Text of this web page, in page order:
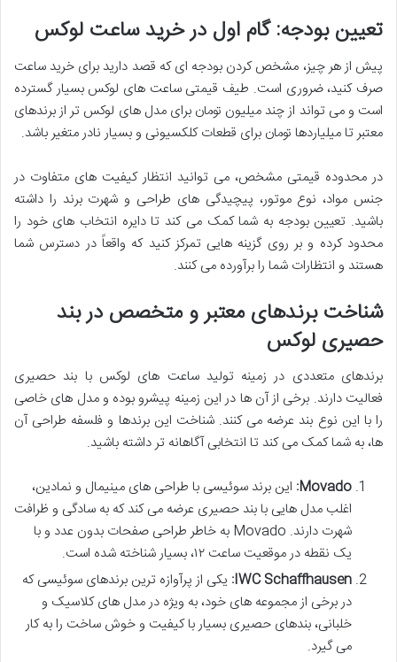
تعیین بودجه: گام اول در خرید ساعت لوکس
پیش از هر چیز، مشخص کردن بودجه ای که قصد دارید برای خرید ساعت
صرف کنید، ضروری است. طیف قیمتی ساعت های لوکس بسیار گسترده
است و می تواند از چند میلیون تومان برای مدل های لوکس تر از برندهای
معتبر تا میلیاردها تومان برای قطعات کلکسیونی و بسیار نادر متغیر باشد.
در محدوده قیمتی مشخص، می توانید انتظار کیفیت های متفاوت در
جنس مواد، نوع موتور، پیچیدگی های طراحی و شهرت برند را داشته
باشید. تعیین بودجه به شما کمک می کند تا دایره انتخاب های خود را
محدود کرده و بر روی گزینه هایی تمرکز کنید که واقعاً در دسترس شما
هستند و انتظارات شما را برآورده می کنند.
شناخت برندهای معتبر و متخصص در بند
حصیری لوکس
برندهای متعددی در زمینه تولید ساعت های لوکس با بند حصیری
فعالیت دارند. برخی از آن ها در این زمینه پیشرو بوده و مدل های خاصی
را با این نوع بند عرضه می کنند. شناخت این برندها و فلسفه طراحی آن
ها، به شما کمک می کند تا انتخابی آگاهانه تر داشته باشید.
Movado: این برند سوئیسی با طراحی های مینیمال و نمادین،
اغلب مدل هایی با بند حصیری عرضه می کند که به سادگی و ظرافت
شهرت دارند. Movado به خاطر طراحی صفحات بدون عدد و با
یک نقطه در موقعیت ساعت ۱۲، بسیار شناخته شده است.
IWC Schaffhausen: یکی از پرآوازه ترین برندهای سوئیسی که
در برخی از مجموعه های خود، به ویژه در مدل های کلاسیک و
خلبانی، بندهای حصیری بسیار با کیفیت و خوش ساخت را به کار
می گیرد.